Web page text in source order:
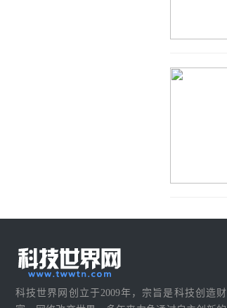
科技世界网创立于2009年，宗旨是科技创造财